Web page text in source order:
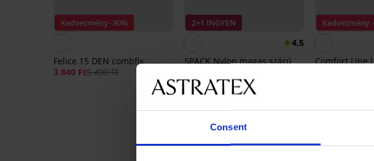
Consent
Kedvezmény -30%
Felice 15 DEN combfix
3 840 Ft5 490 Ft
2+1 INGYEN
4,5
5PACK Nylon magas szárú
3 090 Ft
Kedvezmény
Comfort Line